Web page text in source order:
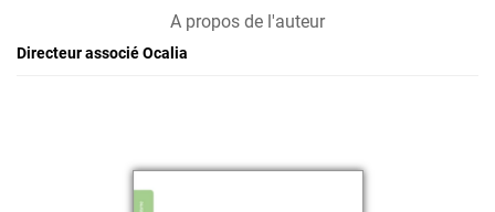
A propos de l'auteur
Directeur associé Ocalia